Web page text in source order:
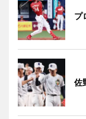
プ
佐